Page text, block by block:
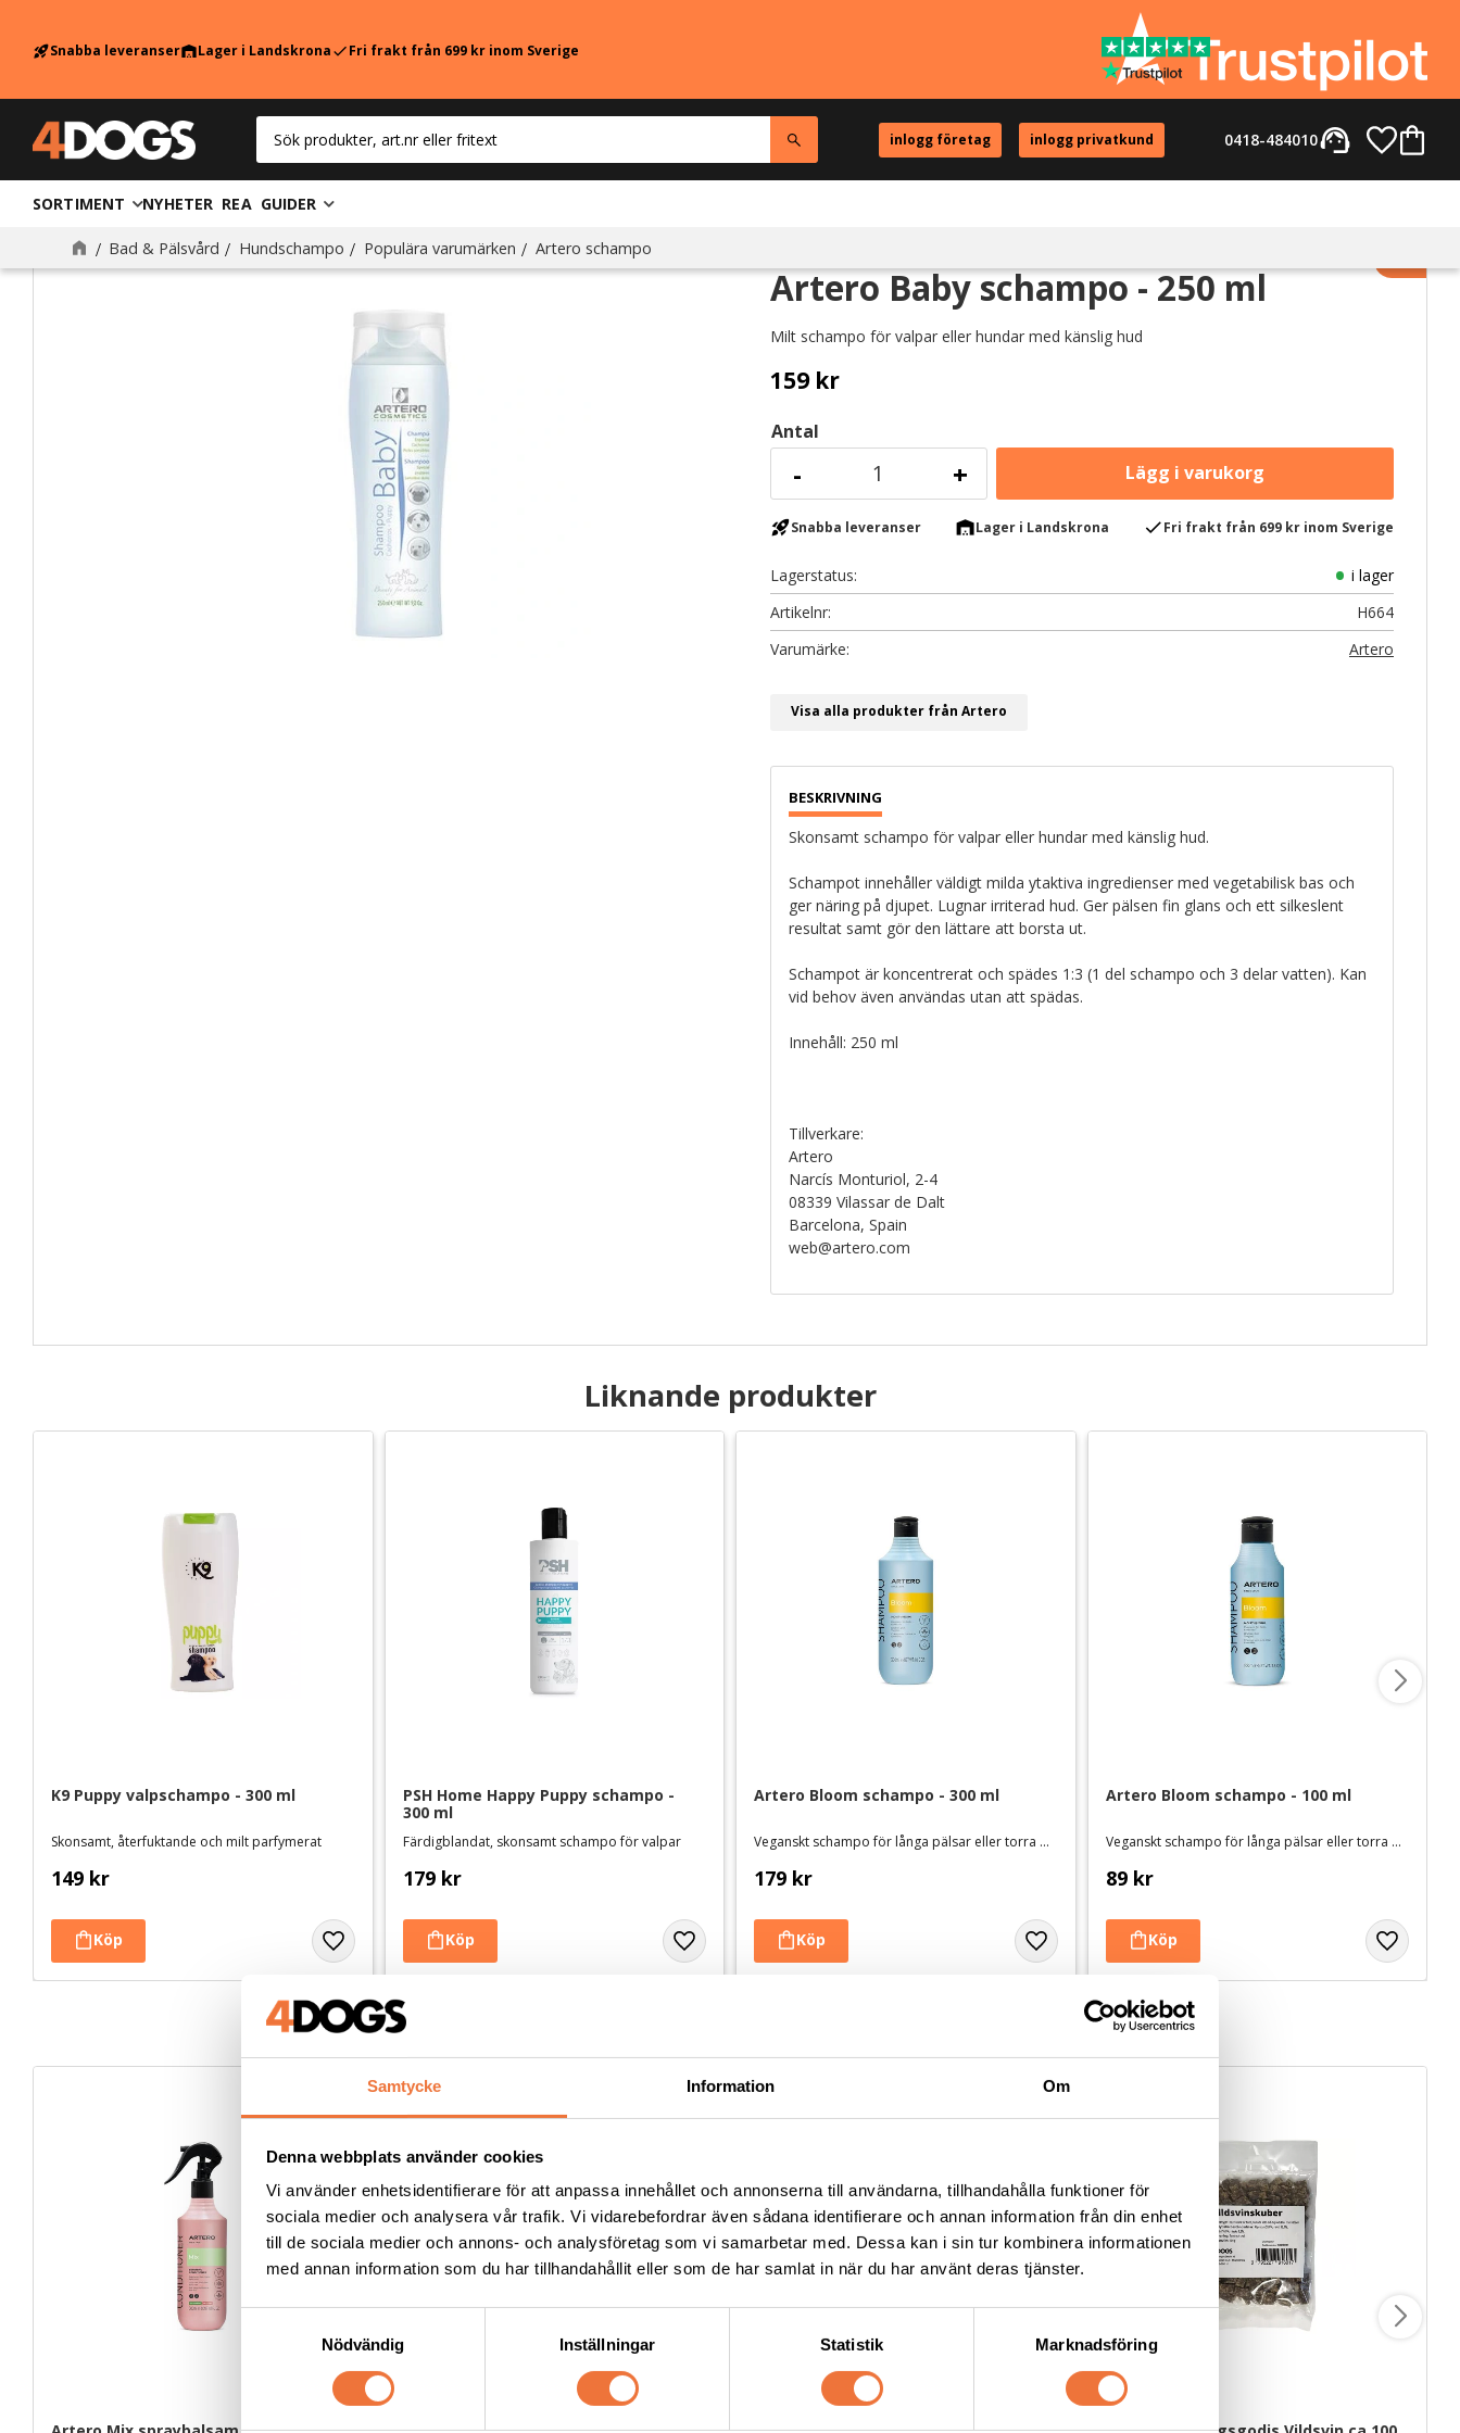
Samtycke Information Om
Denna webbplats använder cookies
Vi använder enhetsidentifierare för att anpassa innehållet och annonserna till användarna, tillhandahålla funktioner för
sociala medier och analysera vår trafik. Vi vidarebefordrar även sådana identifierare och annan information från din enhet
till de sociala medier och annons- och analysföretag som vi samarbetar med. Dessa kan i sin tur kombinera informationen
med annan information som du har tillhandahållit eller som de har samlat in när du har använt deras tjänster.
Nödvändig Inställningar Statistik Marknadsföring
rocket_launchSnabba leveranserwarehouseLager i LandskronacheckFri frakt från 699 kr inom Sverige
inlogg företag inlogg privatkund support_agent
0418-484010
SORTIMENT NYHETER REA GUIDER
Bad & Pälsvård Hundschampo Populära varumärken Artero schampo
Artero Baby schampo - 250 ml
Milt schampo för valpar eller hundar med känslig hud
159kr
Antal
+
-
Lägg
rocket_launchSnabba leveranser warehouseLager i Landskrona checkFri frakt från 699 kr inom Sverige
Lagerstatus
i lager
Artikelnr
H664
Artero
Visa alla produkter från Artero
Skonsamt schampo för valpar eller hundar med känslig hud.
Schampot innehåller väldigt milda ytaktiva ingredienser med vegetabilisk bas och
ger näring på djupet. Lugnar irriterad hud. Ger pälsen fin glans och ett silkeslent
resultat samt gör den lättare att borsta ut.
Schampot är koncentrerat och spädes 1:3 (1 del schampo och 3 delar vatten). Kan
vid behov även användas utan att spädas.
Innehåll: 250 ml
Tillverkare:
Artero
Narcís Monturiol, 2-4
08339 Vilassar de Dalt
Barcelona, Spain
web@artero.com
Liknande produkter
K9 Puppy valpschampo - 300 ml
Skonsamt, återfuktande och milt parfymerat
149 kr
PSH Home Happy Puppy schampo -
300 ml
Färdigblandat, skonsamt schampo för valpar
179 kr
Artero Bloom schampo - 300 ml
Veganskt schampo för långa pälsar eller torra och skadade pälsar, med arganolja
179 kr
Artero Bloom schampo - 100 ml
Veganskt schampo för långa pälsar eller torra och skadade pälsar, med arganolja
89 kr